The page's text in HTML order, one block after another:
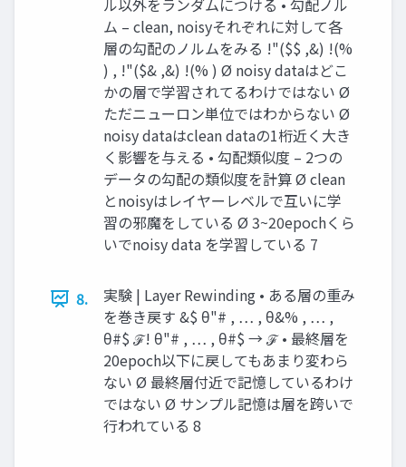
ル以外をランダムにつける • 勾配ノル
ム – clean, noisyそれぞれに対して各
層の勾配のノルムをみる !"($$ ,&) !(%
) , !"($& ,&) !(% ) Ø noisy dataはどこ
かの層で学習されてるわけではない Ø
ただニューロン単位ではわからない Ø
noisy dataはclean dataの1桁近く⼤き
く影響を与える • 勾配類似度 – 2つの
データの勾配の類似度を計算 Ø clean
とnoisyはレイヤーレベルで互いに学
習の邪魔をしている Ø 3~20epochくら
いでnoisy data を学習している 7
8.
実験 | Layer Rewinding • ある層の重み
を巻き戻す &$ θ"# , … , θ&% , … ,
θ#$ ℱ! θ"# , … , θ#$ → ℱ • 最終層を
20epoch以下に戻してもあまり変わら
ない Ø 最終層付近で記憶しているわけ
ではない Ø サンプル記憶は層を跨いで
⾏われている 8